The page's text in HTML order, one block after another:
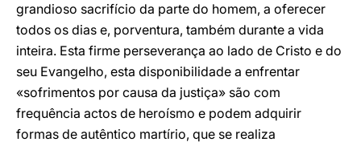
grandioso sacrifício da parte do homem, a oferecer
todos os dias e, porventura, também durante a vida
inteira. Esta firme perseverança ao lado de Cristo e do
seu Evangelho, esta disponibilidade a enfrentar
«sofrimentos por causa da justiça» são com
frequência actos de heroísmo e podem adquirir
formas de autêntico martírio, que se realiza